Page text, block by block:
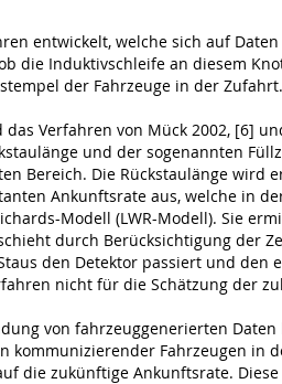
entwickelt, welche sich auf
die Induktivschleife an diesem
der Fahrzeuge in der Zufahrt.
Verfahren von Mück 2002, [6]
und der sogenannten
Bereich. Die Rückstaulänge wird
Ankunftsrate aus, welche in
Modell (LWR-Modell). Sie
durch Berücksichtigung der
den Detektor passiert und
nicht für die Schätzung der
von fahrzeuggenerierten
kommunizierender Fahrzeugen in
die zukünftige Ankunftsrate.